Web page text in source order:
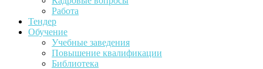
Работа
Тендер
Обучение
Учебные заведения
Повышение квалификации
Библиотека